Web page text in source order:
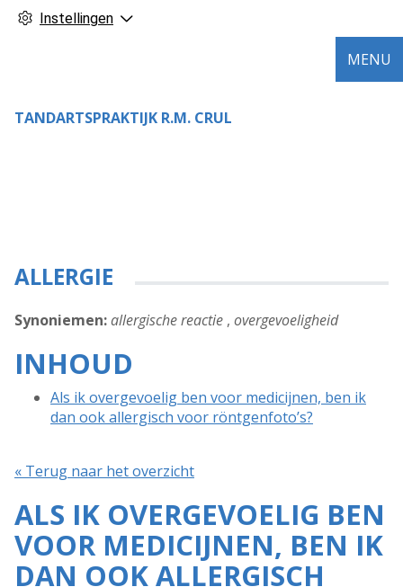
Instellingen
TANDARTSPRAKTIJK R.M. CRUL
MENU
ALLERGIE
Synoniemen:allergische reactie , overgevoeligheid
INHOUD
Als ik overgevoelig ben voor medicijnen, ben ik
dan ook allergisch voor röntgenfoto’s?
« Terug naar het overzicht
ALS IK OVERGEVOELIG BEN
VOOR MEDICIJNEN, BEN IK
DAN OOK ALLERGISCH